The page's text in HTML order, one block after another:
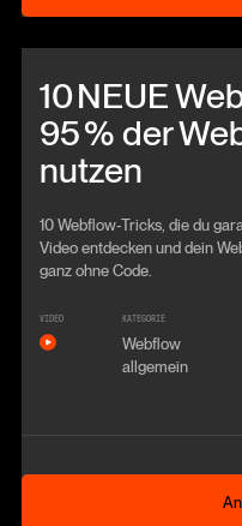
10 NEUE
95 % der
nutzen
10 Webflow-Tricks, die du
Video entdecken und dein
ganz ohne Code.
VIDEO KATEGORIE
Webflow
allgemein
Anschauen